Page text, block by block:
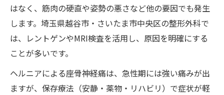
はなく、筋肉の硬直や姿勢の悪さなど他の要因でも発生
します。埼玉県越谷市・さいたま市中央区の整形外科で
は、レントゲンやMRI検査を活用し、原因を明確にする
ことが多いです。
ヘルニアによる座骨神経痛は、急性期には強い痛みが出
ますが、保存療法（安静・薬物・リハビリ）で症状が軽